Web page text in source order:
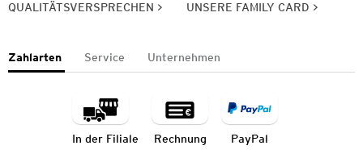
QUALITÄTSVERSPRECHEN UNSERE FAMILY CARD
Zahlarten Service Unternehmen
In der Filiale Rechnung PayPal